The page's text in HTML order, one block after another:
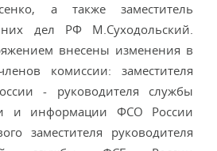
а также заместитель
дел РФ М.Суходольский.
внесены изменения в
комиссии: заместителя
- руководителя службы
и информации ФСО России
заместителя руководителя